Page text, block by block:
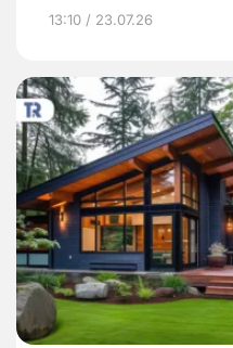
13:10 / 23.07.26